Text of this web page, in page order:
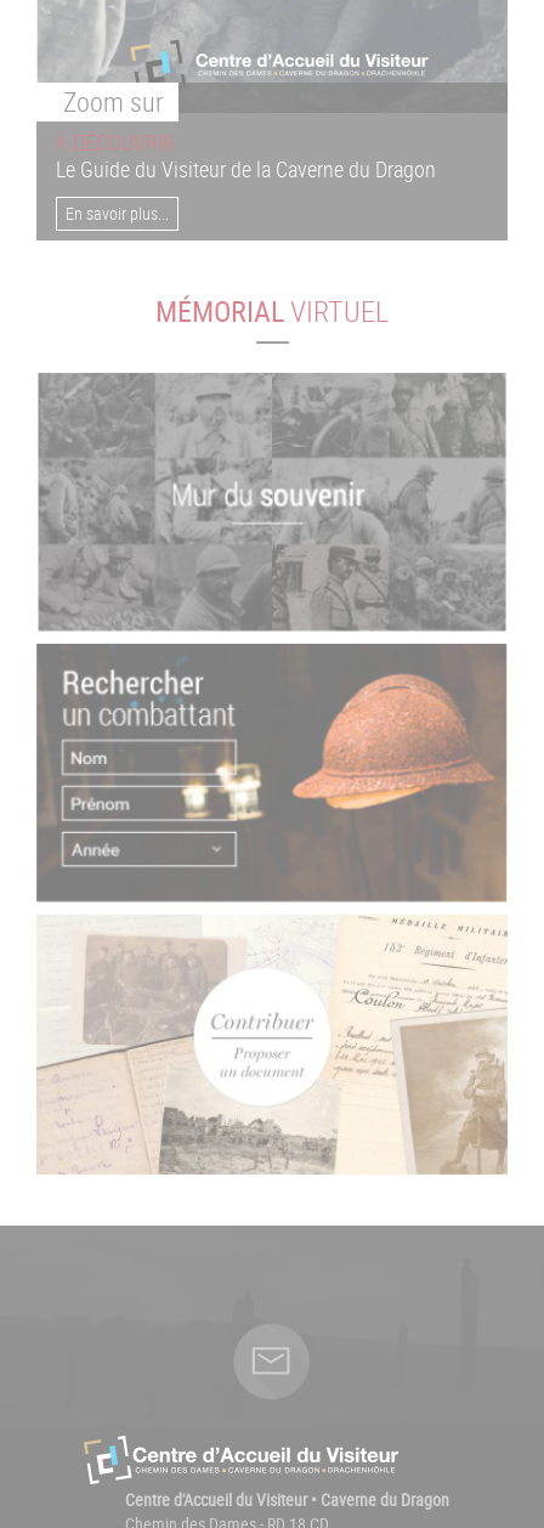
Zoom sur
À DÉCOUVRIR
Le Guide du Visiteur de la Caverne du Dragon
En savoir plus...
MÉMORIALVIRTUEL
Centre d'Accueil du Visiteur • Caverne du Dragon